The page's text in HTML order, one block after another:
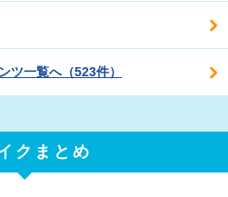
ツ一覧へ（523件）
クまとめ